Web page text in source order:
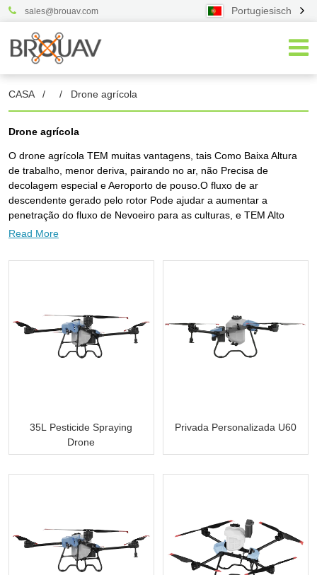
sales@brouav.com Portugiesisch
CASA / / Drone agrícola
Drone agrícola
O drone agrícola TEM muitas vantagens, tais Como Baixa Altura
de trabalho, menor deriva, pairando no ar, não Precisa de
decolagem especial e Aeroporto de pouso.O fluxo de ar
descendente gerado pelo rotor Pode ajudar a aumentar a
penetração do fluxo de Nevoeiro para as culturas, e TEM Alto
Efeito de prevenção e controle.A operação de controlo remoto
segurança Da operação de pulverização.Além disso, a tecnologia
método de pulverização UAV Reduz Muito o Risco de contacto
causado PELA recolha de pessoal.
Read More
35L Pesticide Spraying
Drone
Privada Personalizada U60